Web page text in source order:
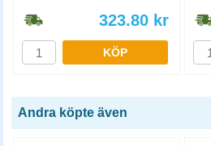
323.80 kr
KÖP
Andra köpte även